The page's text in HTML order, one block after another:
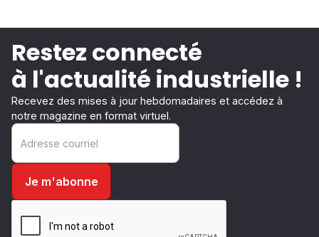
Restez connecté
à l'actualité industrielle !
Recevez des mises à jour hebdomadaires et accédez à
notre magazine en format virtuel.